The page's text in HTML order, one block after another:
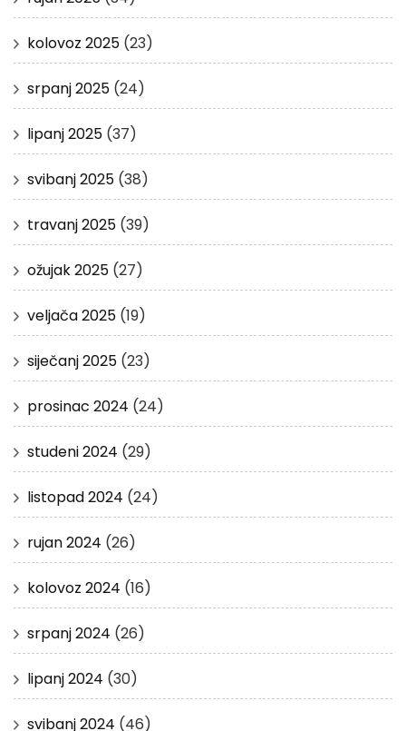
kolovoz 2025 (23)
srpanj 2025 (24)
lipanj 2025 (37)
svibanj 2025 (38)
travanj 2025 (39)
ožujak 2025 (27)
veljača 2025 (19)
siječanj 2025 (23)
prosinac 2024 (24)
studeni 2024 (29)
listopad 2024 (24)
rujan 2024 (26)
kolovoz 2024 (16)
srpanj 2024 (26)
lipanj 2024 (30)
svibanj 2024 (46)